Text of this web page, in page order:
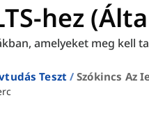
hez
amelyeket meg kell
Teszt Szókincs Az